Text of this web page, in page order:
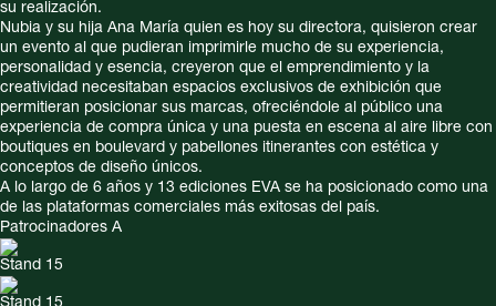
su realización.
Nubia y su hija Ana María quien es hoy su directora, quisieron crear
un evento al que pudieran imprimirle mucho de su experiencia,
personalidad y esencia, creyeron que el emprendimiento y la
creatividad necesitaban espacios exclusivos de exhibición que
permitieran posicionar sus marcas, ofreciéndole al público una
experiencia de compra única y una puesta en escena al aire libre con
boutiques en boulevard y pabellones itinerantes con estética y
conceptos de diseño únicos.
A lo largo de 6 años y 13 ediciones EVA se ha posicionado como una
de las plataformas comerciales más exitosas del país.
Patrocinadores A
Stand 15